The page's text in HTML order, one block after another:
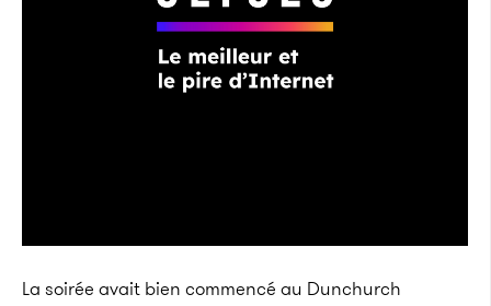
La soirée avait bien commencé au Dunchurch